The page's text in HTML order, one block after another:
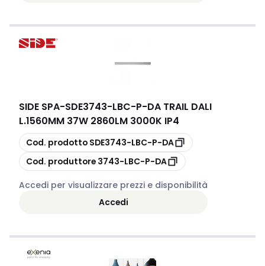
SIDE SPA-SDE3743-LBC-P-DA TRAIL DALI
L.1560MM 37W 2860LM 3000K IP4
copia
Cod. prodotto SDE3743-LBC-P-DA
copia
Cod. produttore 3743-LBC-P-DA
Accedi per visualizzare prezzi e disponibilità
Accedi